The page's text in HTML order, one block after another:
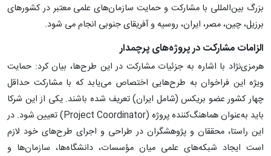
بزرگ بین‌المللی با مشارکت و حمایت سازمان‌های علمی معتبر در کشورهای
برزیل، چین، مصر، ایران، روسیه و آفریقای جنوبی انجام می شود.
الزامات مشارکت در پروژه‌های پرچمدار
هرمزی‌نژاد با اشاره به جزئیات مشارکت در این طرح‌ها، بیان کرد: حمایت
ویژه این فراخوان به طرح‌هایی اختصاص می‌یابد که با مشارکت حداقل
چهار کشور عضو بریکس (شامل ایران) تعریف شده باشند. یکی از این شرکا
باید به‌عنوان هماهنگ‌کننده پروژه (Project Coordinator) تعیین شود. در
این راستا، محققان و پژوهشگران در طراحی و اجرای طرح‌های خود لازم
است ایجاد شبکه‌های علمی میان مؤسسات، دانشگاه‌ها، سازمان‌ها و